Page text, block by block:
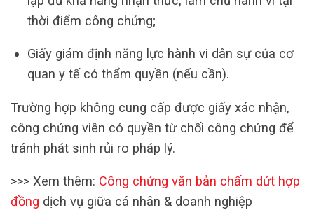
thời điểm công chứng;
Giấy giám định năng lực hành vi dân sự của cơ
quan y tế có thẩm quyền (nếu cần).
Trường hợp không cung cấp được giấy xác nhận,
công chứng viên có quyền từ chối công chứng để
tránh phát sinh rủi ro pháp lý.
>>> Xem thêm: Công chứng văn bản chấm dứt hợp
đồng dịch vụ giữa cá nhân & doanh nghiệp